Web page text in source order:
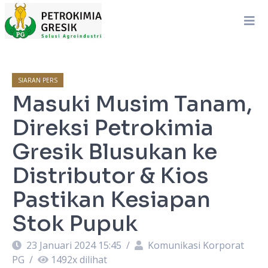
SIARAN PERS
Masuki Musim Tanam,
Direksi Petrokimia
Gresik Blusukan ke
Distributor & Kios
Pastikan Kesiapan
Stok Pupuk
23 Januari 2024 15:45 /
Komunikasi Korporat
PG / 1492x dilihat